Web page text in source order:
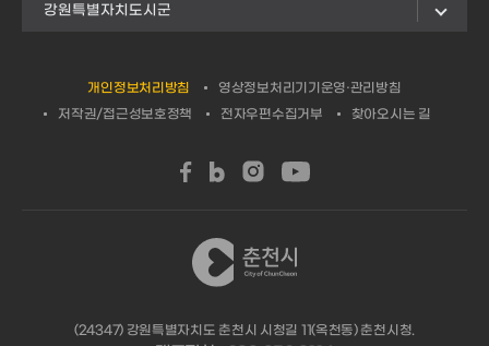
강원특별자치도시군
개인정보처리방침
영상정보처리기기운영·관리방침
저작권/접근성보호정책
전자우편수집거부 찾아오시는 길
(24347) 강원특별자치도 춘천시 시청길 11(옥천동) 춘천시청.